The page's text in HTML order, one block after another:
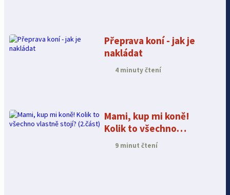
Přeprava koní - jak je
nakládat
4 minuty čtení
Mami, kup mi koně!
Kolik to všechno
vlastně stojí? (2.část)
9 minut čtení